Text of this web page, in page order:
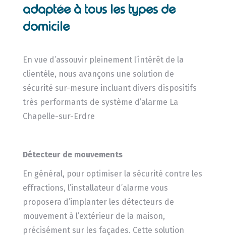
adaptée à tous les types de
domicile
En vue d’assouvir pleinement l’intérêt de la
clientèle, nous avançons une solution de
sécurité sur-mesure incluant divers dispositifs
très performants de système d’alarme La
Chapelle-sur-Erdre
Détecteur de mouvements
En général, pour optimiser la sécurité contre les
effractions, l’installateur d’alarme vous
proposera d’implanter les détecteurs de
mouvement à l’extérieur de la maison,
précisément sur les façades. Cette solution